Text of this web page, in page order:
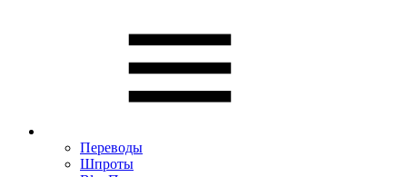
Переводы
Шпроты